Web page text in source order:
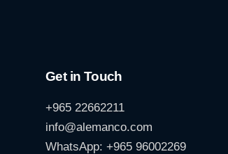
Get in Touch
+965 22662211
info@alemanco.com
WhatsApp: +965 96002269